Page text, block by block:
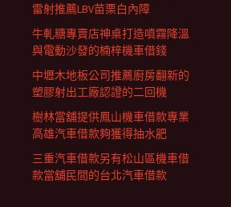
雷射推薦LBV苗栗白內障
牛軋糖專賣店神桌打造噴霧降溫
與電動沙發的楠梓機車借錢
中壢木地板公司推薦廚房翻新的
塑膠射出工廠認證的二回機
樹林當舖提供鳳山機車借款專業
高雄汽車借款夠獲得抽水肥
三重汽車借款另有松山區機車借
款當舖民間的台北汽車借款